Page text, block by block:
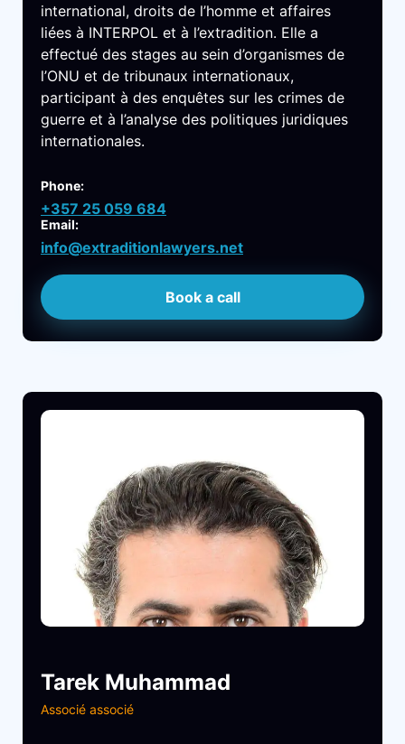
international, droits de l’homme et affaires
liées à INTERPOL et à l’extradition. Elle a
effectué des stages au sein d’organismes de
l’ONU et de tribunaux internationaux,
participant à des enquêtes sur les crimes de
guerre et à l’analyse des politiques juridiques
internationales.
Phone:
+357 25 059 684
Email:
info@extraditionlawyers.net
Book a call
Tarek Muhammad
Associé associé